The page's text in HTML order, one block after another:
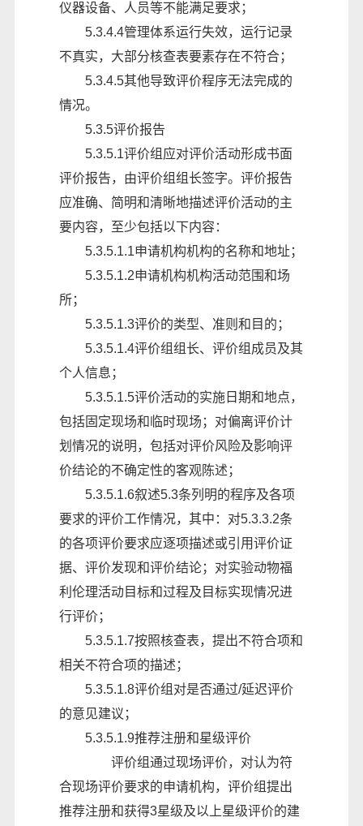
仪器设备、人员等不能满足要求；
5.3.4.4管理体系运行失效，运行记录
不真实，大部分核查表要素存在不符合；
5.3.4.5其他导致评价程序无法完成的
情况。
5.3.5评价报告
5.3.5.1评价组应对评价活动形成书面
评价报告，由评价组组长签字。评价报告
应准确、简明和清晰地描述评价活动的主
要内容，至少包括以下内容：
5.3.5.1.1申请机构机构的名称和地址；
5.3.5.1.2申请机构机构活动范围和场
所；
5.3.5.1.3评价的类型、准则和目的；
5.3.5.1.4评价组组长、评价组成员及其
个人信息；
5.3.5.1.5评价活动的实施日期和地点，
包括固定现场和临时现场；对偏离评价计
划情况的说明，包括对评价风险及影响评
价结论的不确定性的客观陈述；
5.3.5.1.6叙述5.3条列明的程序及各项
要求的评价工作情况，其中：对5.3.3.2条
的各项评价要求应逐项描述或引用评价证
据、评价发现和评价结论；对实验动物福
利伦理活动目标和过程及目标实现情况进
行评价；
5.3.5.1.7按照核查表，提出不符合项和
相关不符合项的描述；
5.3.5.1.8评价组对是否通过/延迟评价
的意见建议；
5.3.5.1.9推荐注册和星级评价
评价组通过现场评价，对认为符
合现场评价要求的申请机构，评价组提出
推荐注册和获得3星级及以上星级评价的建